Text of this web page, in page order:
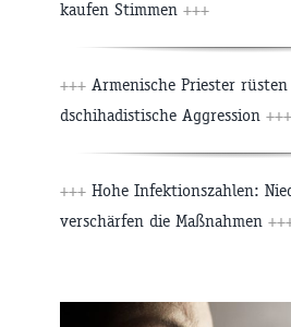
kaufen Stimmen +++
+++ Armenische Priester
dschihadistische Aggression +++
+++ Hohe Infektionszahlen:
verschärfen die Maßnahmen